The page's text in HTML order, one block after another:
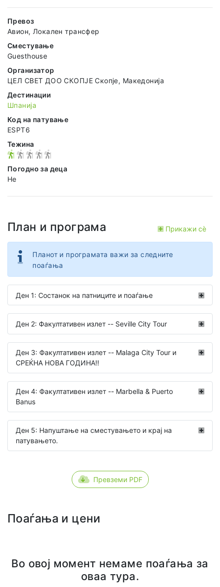
Превоз
Авион, Локален трансфер
Сместување
Guesthouse
Организатор
ЦЕЛ СВЕТ ДОО СКОПЈЕ Скопје, Македонија
Дестинации
Шпанија
Код на патување
ESPT6
Тежина
Погодно за деца
Не
План и програма Прикажи сѐ
Планот и програмата важи за следните
поаѓања
Ден 1: Состанок на патниците и поаѓање
Ден 2: Факултативен излет -- Seville City Tour
Ден 3: Факултативен излет -- Malaga City Tour и
СРЕЌНА НОВА ГОДИНА!!
Ден 4: Факултативен излет -- Marbella & Puerto
Banus
Ден 5: Напуштање на сместувањето и крај на
патувањето.
Превземи PDF
Поаѓања и цени
Во овој момент немаме поаѓања за
оваа тура.